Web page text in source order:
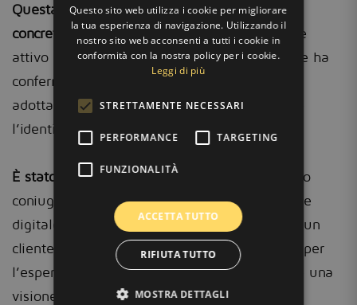
Questa collaborazione ha prodotto risultati
concreti:
l’e-commerce è diventato un canale
attivo di vendita, con un volume di ordini che ha
confermato l’efficacia della strategia digitale
adottata, valorizzando il catalogo completo e
l’identità del brand.
È stato un progetto stimolante
, che ha saputo
coniugare tradizione artigianale e innovazione
digitale, posizionando Caschi Amerika come un
cliente di riferimento per le vendite online e per
l’esperienza utente. Con strumenti scalabili e una
visione orientata alla crescita..
Questo sito web utilizza i cookie per migliorare
la tua esperienza di navigazione. Utilizzando il
nostro sito web acconsenti a tutti i cookie in
conformità con la nostra policy per i cookie.
Leggi di più
STRETTAMENTE NECESSARI
PERFORMANCE TARGETING
FUNZIONALITÀ
ACCETTA TUTTO
RIFIUTA TUTTO
MOSTRA DETTAGLI